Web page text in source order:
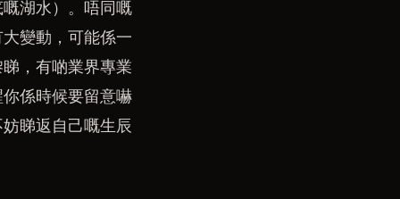
湖水）。唔同嘅
變動，可能係一
，有啲業界專業
係時候要留意嚇
睇返自己嘅生辰